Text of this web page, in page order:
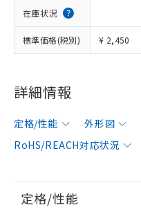
在庫状況
標準価格(税別) ¥ 2,450
詳細情報
定格/性能 外形図
RoHS/REACH対応状況
定格/性能